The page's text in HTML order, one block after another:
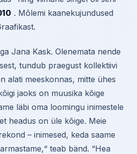
. Mõlemi kaanekujundused
Jana Kask. Olenemata nende
tundub praegust kollektiivi
alati meeskonnas, mitte ühes
jaoks on muusika kõige
läbi oma loomingu inimestele
headus on üle kõige. Meie
– inimesed, keda saame
teab bänd. “Hea